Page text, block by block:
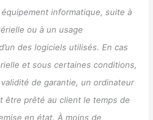
informatique, suite à
ou à un usage
des logiciels utilisés. En cas
et sous certaines conditions,
de garantie, un ordinateur
être prêté au client le temps de
en état. À moins de